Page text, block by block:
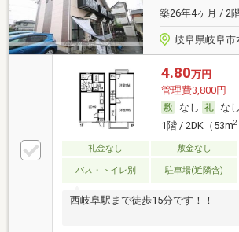
築26年4ヶ月 / 2
岐阜県岐阜市
4.80万円
管理費3,800円
なし
なし
1階 / 2DK（53m2
礼金なし 敷金なし
バス・トイレ別 駐車場(近隣含)
西岐阜駅まで徒歩15分です！！